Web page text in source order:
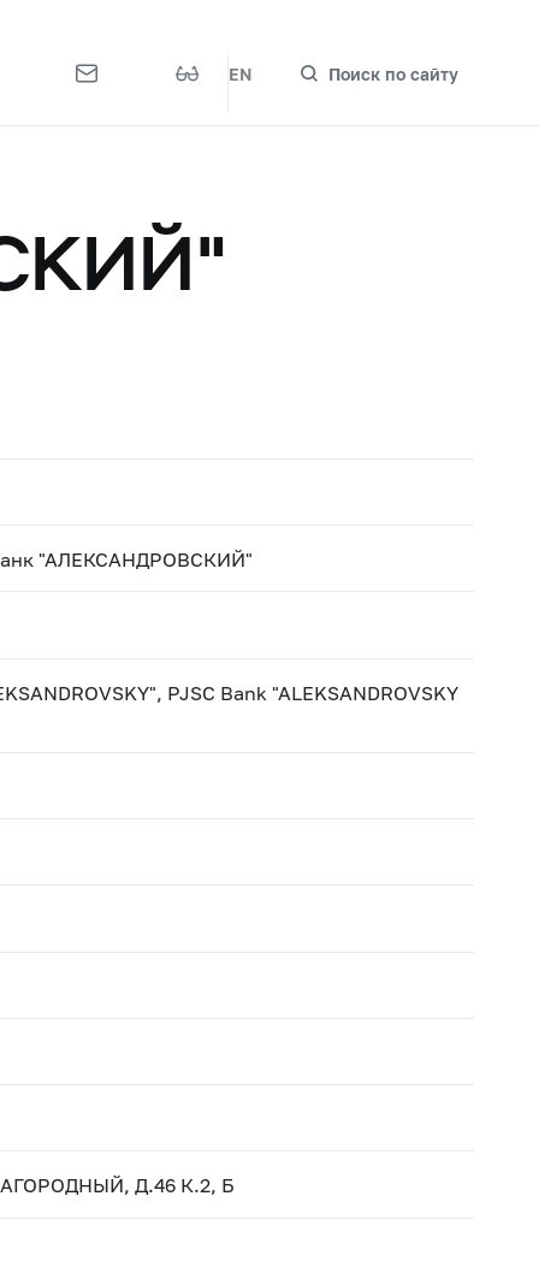
EN Поиск по сайту
"АЛЕКСАНДРОВСКИЙ"
PJSC Bank "ALEKSANDROVSKY
Д.46 К.2, Б